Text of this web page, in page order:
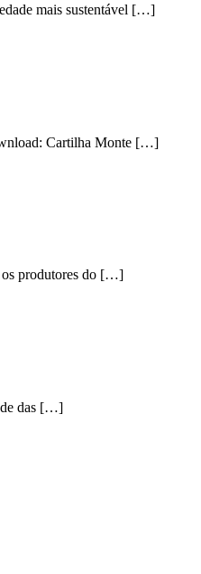
mais sustentável […]
Cartilha Monte […]
os produtores do […]
das […]